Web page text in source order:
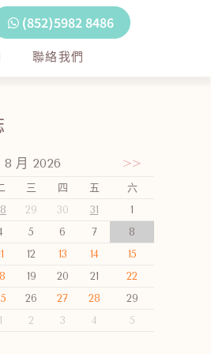
(852)5982 8486
聯絡我們
8 月 2026 >>
三 四 五
六
29 30 31
1
5 6 7
8
12 13 14
15
19 20 21
22
26 27 28
29
1 2 3 4 5